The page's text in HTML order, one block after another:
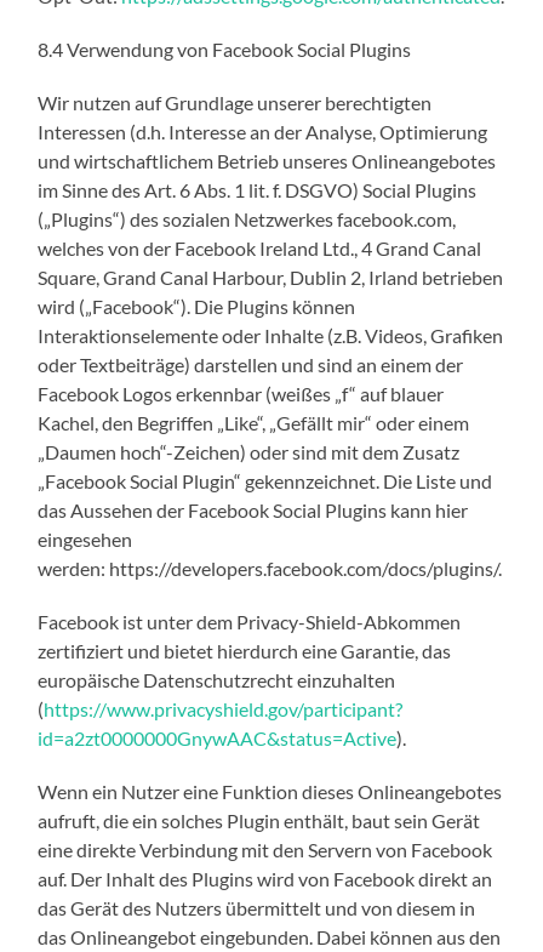
8.4 Verwendung von Facebook Social Plugins
Wir nutzen auf Grundlage unserer berechtigten
Interessen (d.h. Interesse an der Analyse, Optimierung
und wirtschaftlichem Betrieb unseres Onlineangebotes
im Sinne des Art. 6 Abs. 1 lit. f. DSGVO) Social Plugins
(„Plugins“) des sozialen Netzwerkes facebook.com,
welches von der Facebook Ireland Ltd., 4 Grand Canal
Square, Grand Canal Harbour, Dublin 2, Irland betrieben
wird („Facebook“). Die Plugins können
Interaktionselemente oder Inhalte (z.B. Videos, Grafiken
oder Textbeiträge) darstellen und sind an einem der
Facebook Logos erkennbar (weißes „f“ auf blauer
Kachel, den Begriffen „Like“, „Gefällt mir“ oder einem
„Daumen hoch“-Zeichen) oder sind mit dem Zusatz
„Facebook Social Plugin“ gekennzeichnet. Die Liste und
das Aussehen der Facebook Social Plugins kann hier
eingesehen
werden: https://developers.facebook.com/docs/plugins/.
Facebook ist unter dem Privacy-Shield-Abkommen
zertifiziert und bietet hierdurch eine Garantie, das
europäische Datenschutzrecht einzuhalten
(https://www.privacyshield.gov/participant?
id=a2zt0000000GnywAAC&status=Active).
Wenn ein Nutzer eine Funktion dieses Onlineangebotes
aufruft, die ein solches Plugin enthält, baut sein Gerät
eine direkte Verbindung mit den Servern von Facebook
auf. Der Inhalt des Plugins wird von Facebook direkt an
das Gerät des Nutzers übermittelt und von diesem in
das Onlineangebot eingebunden. Dabei können aus den